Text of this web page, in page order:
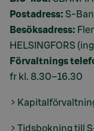
Postadress: S-
Besöksadress:
HELSINGFORS
Förvaltnings
fr kl. 8.30–16.30
Tidsbokning till